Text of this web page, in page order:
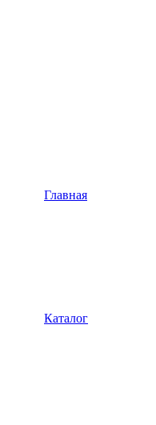
Главная
Каталог